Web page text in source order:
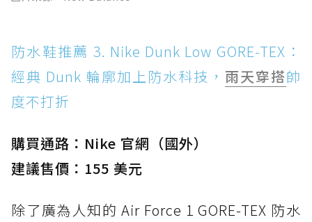
防水鞋推薦 3. Nike Dunk Low GORE-TEX：
經典 Dunk 輪廓加上防水科技， 雨天穿搭帥
度不打折
購買通路：Nike 官網（國外）
建議售價：155 美元
除了廣為人知的 Air Force 1 GORE-TEX 防水